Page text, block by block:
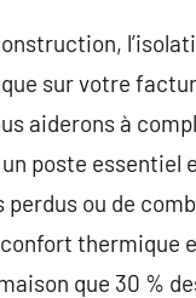
sur votre
aiderons à
poste essentiel
perdus ou de
thermique
que 30 %